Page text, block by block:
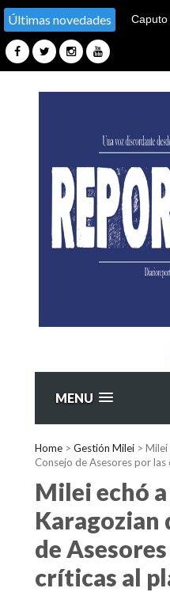
Últimas novedades
MENU
Home > Gestión Milei > Milei
Consejo de Asesores por
Milei echó
Karagozian
de
críticas al